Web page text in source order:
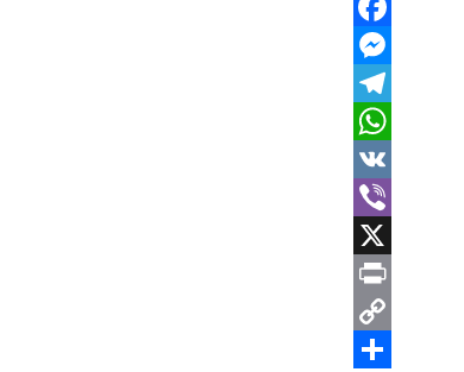
Facebook
Messenger
Telegram
WhatsApp
VK
Viber
X
Print
Copy